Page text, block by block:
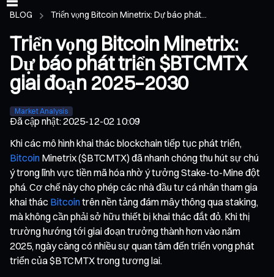
BLOG Triển vọng Bitcoin Minetrix: Dự báo phát...
Triển vọng Bitcoin Minetrix:
Dự báo phát triển $BTCMTX
giai đoạn 2025–2030
Market Analysis
Đã cập nhật:2025-12-02 10:09
Khi các mô hình khai thác blockchain tiếp tục phát triển,
Bitcoin Minetrix ($BTCMTX) đã nhanh chóng thu hút sự chú
ý trong lĩnh vực tiền mã hóa nhờ ý tưởng Stake-to-Mine đột
phá. Cơ chế này cho phép các nhà đầu tư cá nhân tham gia
khai thác Bitcointrên nền tảng đám mây thông qua staking,
mà không cần phải sở hữu thiết bị khai thác đắt đỏ. Khi thị
trường hướng tới giai đoạn trưởng thành hơn vào năm
2025, ngày càng có nhiều sự quan tâm đến triển vọng phát
triển của $BTCMTX trong tương lai.